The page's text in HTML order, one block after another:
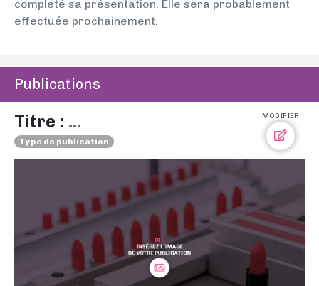
complété sa présentation. Elle sera probablement
effectuée prochainement.
Publications
MODIFIER
Titre : ...
Type de publication